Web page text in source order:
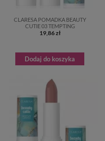
CLARESA POMADKA BEAUTY
CUTIE 03 TEMPTING
19,86 zł
Dodaj do koszyka